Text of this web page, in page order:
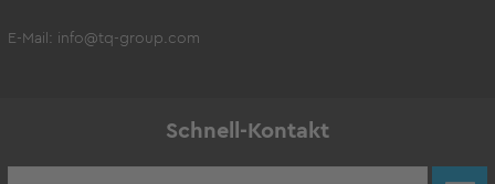
E-Mail: info@tq-group.com
Schnell-Kontakt